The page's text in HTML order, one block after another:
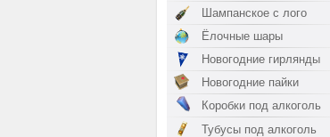
Шампанское с лого
Ёлочные шары
Новогодние гирлянды
Новогодние пайки
Коробки под алкоголь
Тубусы под алкоголь